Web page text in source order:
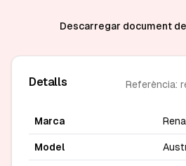
Descarregar document
Detalls Referència:
Marca
Model